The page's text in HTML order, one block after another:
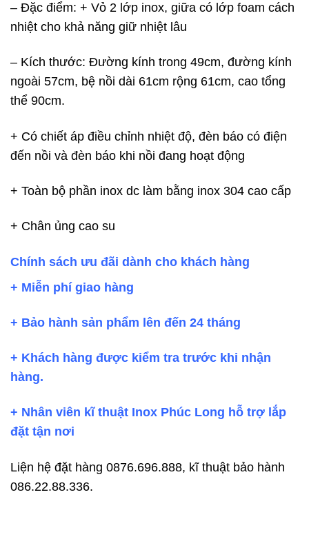
– Đặc điểm: + Vỏ 2 lớp inox, giữa có lớp foam cách
nhiệt cho khả năng giữ nhiệt lâu
– Kích thước: Đường kính trong 49cm, đường kính
ngoài 57cm, bệ nồi dài 61cm rộng 61cm, cao tổng
thể 90cm.
+ Có chiết áp điều chỉnh nhiệt độ, đèn báo có điện
đến nồi và đèn báo khi nồi đang hoạt động
+ Toàn bộ phần inox dc làm bằng inox 304 cao cấp
+ Chân ủng cao su
Chính sách ưu đãi dành cho khách hàng
+ Miễn phí giao hàng
+ Bảo hành sản phẩm lên đến 24 tháng
+ Khách hàng được kiểm tra trước khi nhận
hàng.
+ Nhân viên kĩ thuật Inox Phúc Long hỗ trợ lắp
đặt tận nơi
Liện hệ đặt hàng 0876.696.888, kĩ thuật bảo hành
086.22.88.336.